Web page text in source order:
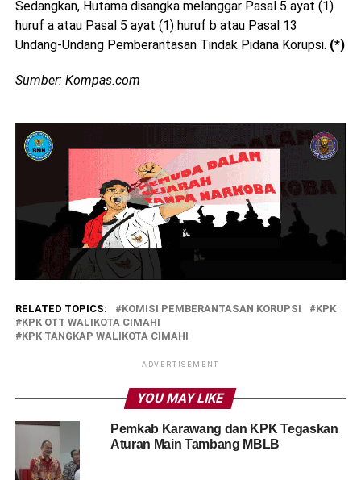
Sedangkan, Hutama disangka melanggar Pasal 5 ayat (1)
huruf a atau Pasal 5 ayat (1) huruf b atau Pasal 13
Undang-Undang Pemberantasan Tindak Pidana Korupsi. (*)
Sumber: Kompas.com
RELATED TOPICS: KOMISI PEMBERANTASAN KORUPSI
KPK
KPK OTT WALIKOTA CIMAHI
KPK TANGKAP WALIKOTA CIMAHI
ADVERTISEMENT
YOU MAY LIKE
Pemkab Karawang dan KPK Tegaskan
Aturan Main Tambang MBLB